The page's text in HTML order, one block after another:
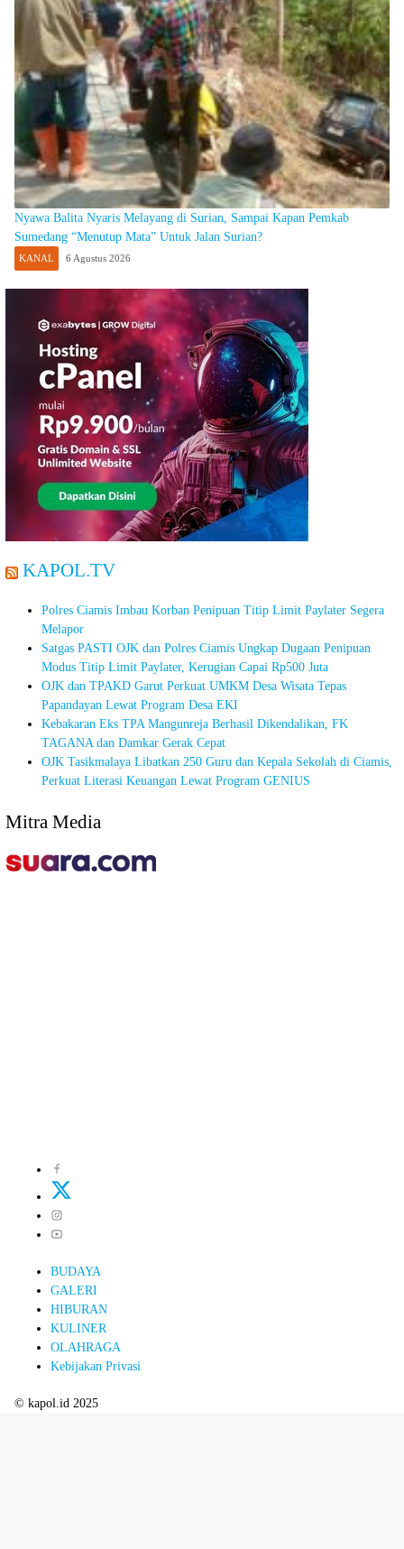
Nyawa Balita Nyaris Melayang di Surian, Sampai Kapan Pemkab
Sumedang “Menutup Mata” Untuk Jalan Surian?
KANAL 6 Agustus 2026
KAPOL.TV
Polres Ciamis Imbau Korban Penipuan Titip Limit Paylater Segera
Melapor
Satgas PASTI OJK dan Polres Ciamis Ungkap Dugaan Penipuan
Modus Titip Limit Paylater, Kerugian Capai Rp500 Juta
OJK dan TPAKD Garut Perkuat UMKM Desa Wisata Tepas
Papandayan Lewat Program Desa EKI
Kebakaran Eks TPA Mangunreja Berhasil Dikendalikan, FK
TAGANA dan Damkar Gerak Cepat
OJK Tasikmalaya Libatkan 250 Guru dan Kepala Sekolah di Ciamis,
Perkuat Literasi Keuangan Lewat Program GENIUS
Mitra Media
BUDAYA
GALERI
HIBURAN
KULINER
OLAHRAGA
Kebijakan Privasi
© kapol.id 2025